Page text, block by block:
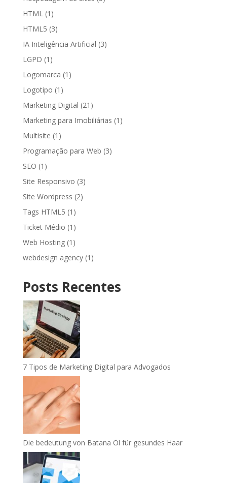
HTML(1)
HTML5 (3)
IA Inteligência Artificial (3)
LGPD (1)
Logomarca (1)
Logotipo (1)
Marketing Digital (21)
Marketing para Imobiliárias (1)
Multisite (1)
Programação para Web (3)
SEO (1)
Site Responsivo (3)
Site Wordpress (2)
Tags HTML5 (1)
Ticket Médio (1)
Web Hosting(1)
webdesign agency(1)
Posts Recentes
7 Tipos de Marketing Digital para Advogados
Die bedeutung von Batana Öl für gesundes Haar